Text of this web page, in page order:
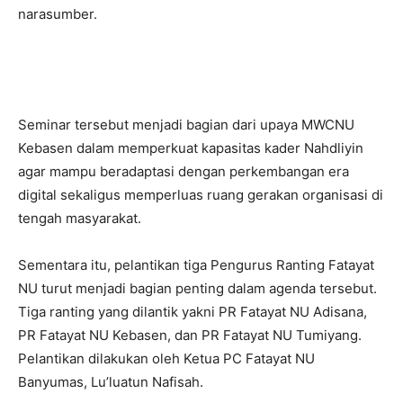
narasumber.
Seminar tersebut menjadi bagian dari upaya MWCNU
Kebasen dalam memperkuat kapasitas kader Nahdliyin
agar mampu beradaptasi dengan perkembangan era
digital sekaligus memperluas ruang gerakan organisasi di
tengah masyarakat.
Sementara itu, pelantikan tiga Pengurus Ranting Fatayat
NU turut menjadi bagian penting dalam agenda tersebut.
Tiga ranting yang dilantik yakni PR Fatayat NU Adisana,
PR Fatayat NU Kebasen, dan PR Fatayat NU Tumiyang.
Pelantikan dilakukan oleh Ketua PC Fatayat NU
Banyumas, Lu’luatun Nafisah.